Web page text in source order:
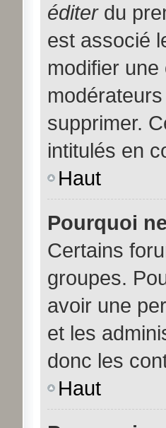
éditerdu
est associé
modifier
supprimer.
intitulés en
Haut
Pourquoi
Certains
groupes.
avoir une
et les
donc les
Haut